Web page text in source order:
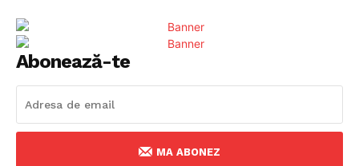
Abonează-te
MA ABONEZ